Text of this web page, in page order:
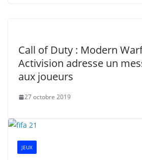
Call of Duty : Modern
Activision adresse un
aux joueurs
27 octobre 2019
JEUX